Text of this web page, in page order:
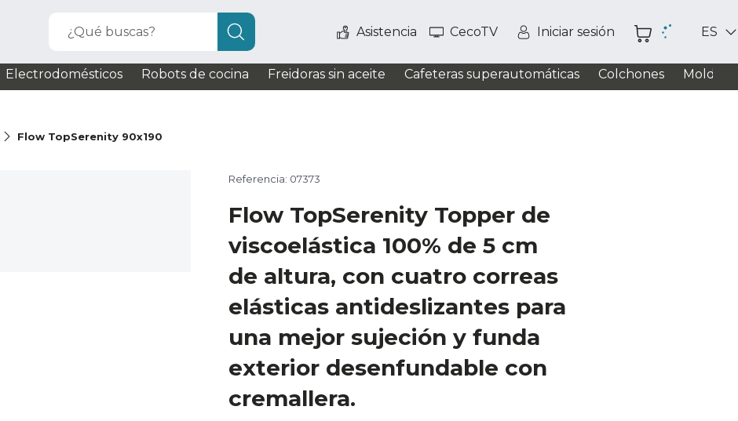
¿Qué buscas? Asistencia CecoTV Iniciar sesión ES
Electrodomésticos Robots de cocina Freidoras sin aceite Cafeteras superautomáticas Colchones
Flow TopSerenity 90x190
Referencia: 07373
Flow TopSerenity Topper de
viscoelástica 100% de 5 cm
de altura, con cuatro correas
elásticas antideslizantes para
una mejor sujeción y funda
exterior desenfundable con
cremallera.